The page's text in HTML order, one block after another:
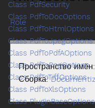
Role
Пространство имён:
Сборка:
Class PdfSecurity
Class PdfToDocOptions
Class PdfToHtmlOptions
Class PdfToJpegOptions
Class PdfToPdfAOptions
Class PdfToPngOptions
Class PdfToTiffOptions
Class PdfToXlsOptions
Class PluginBaseOptions